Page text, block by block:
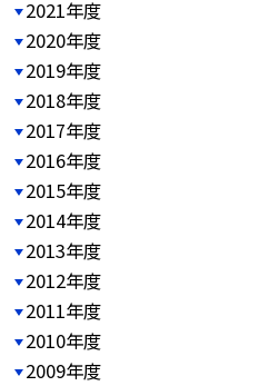
2021年度
2020年度
2019年度
2018年度
2017年度
2016年度
2015年度
2014年度
2013年度
2012年度
2011年度
2010年度
2009年度